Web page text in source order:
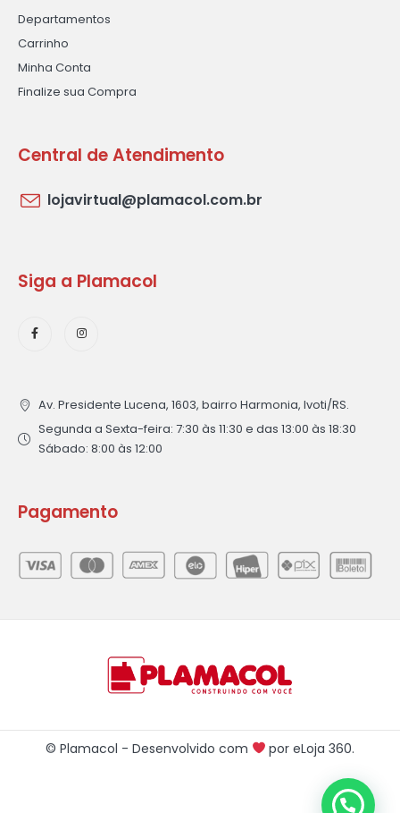
Departamentos
Carrinho
Minha Conta
Finalize sua Compra
Central de Atendimento
lojavirtual@plamacol.com.br
Siga a Plamacol
Av. Presidente Lucena, 1603, bairro Harmonia, Ivoti/RS.
Segunda a Sexta-feira: 7:30 às 11:30 e das 13:00 às 18:30
Sábado: 8:00 às 12:00
Pagamento
© Plamacol - Desenvolvido com poreLoja 360.